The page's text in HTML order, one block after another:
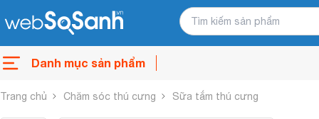
Danh mục sản phẩm
Trang chủ Chăm sóc thú cưng Sữa tắm thú cưng